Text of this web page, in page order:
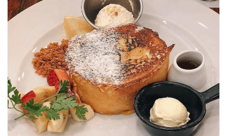
タスク管理
セルフマネジメント
趣味
日常